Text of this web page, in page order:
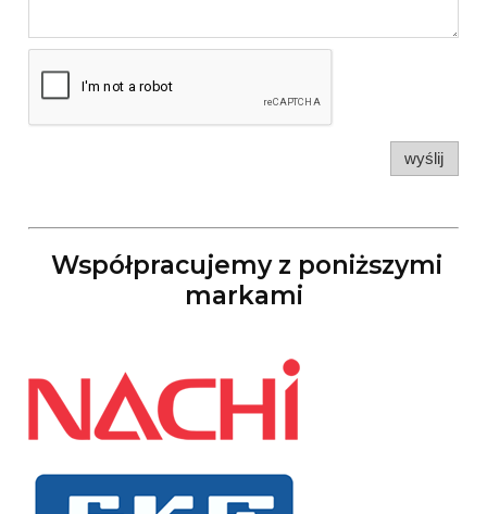
wyślij
Współpracujemy z poniższymi
markami